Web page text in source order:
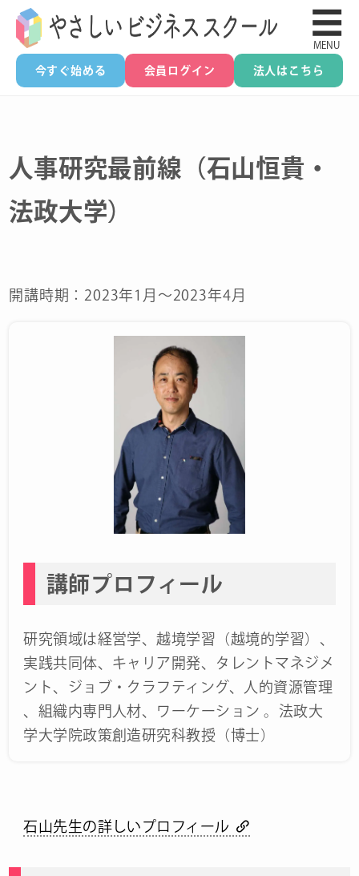
今すぐ始める 会員ログイン 法人はこちら
☰
MENU
人事研究最前線（石山恒貴・
法政大学）
開講時期：2023年1月～2023年4月
講師プロフィール
研究領域は経営学、越境学習（越境的学習）、
実践共同体、キャリア開発、タレントマネジメ
ント、ジョブ・クラフティング、人的資源管理
、組織内専門人材、ワーケーション 。法政大
学大学院政策創造研究科教授（博士）
石山先生の詳しいプロフィール